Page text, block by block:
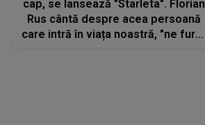
cap, se lansează "Starleta". Florian
Rus cântă despre acea persoană
care intră în viața noastră, "ne fură"